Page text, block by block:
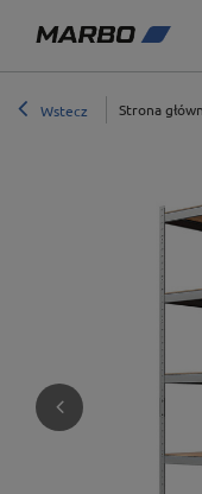
Wstecz Strona